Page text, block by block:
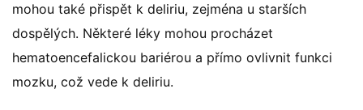
mohou také přispět k deliriu, zejména u starších
dospělých. Některé léky mohou procházet
hematoencefalickou bariérou a přímo ovlivnit funkci
mozku, což vede k deliriu.